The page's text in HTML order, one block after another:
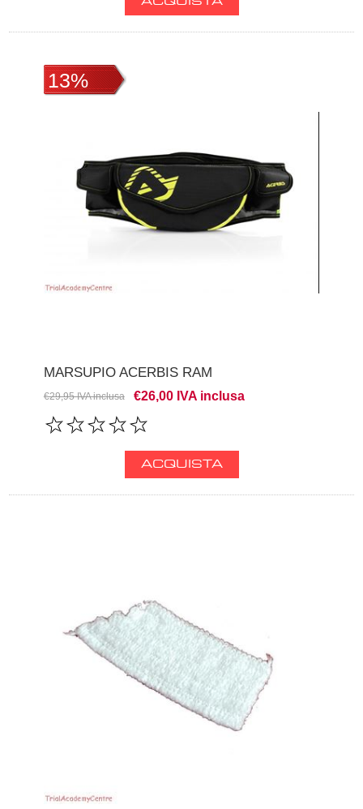
13%
MARSUPIO ACERBIS RAM
€29,95 IVA inclusa €26,00 IVA inclusa